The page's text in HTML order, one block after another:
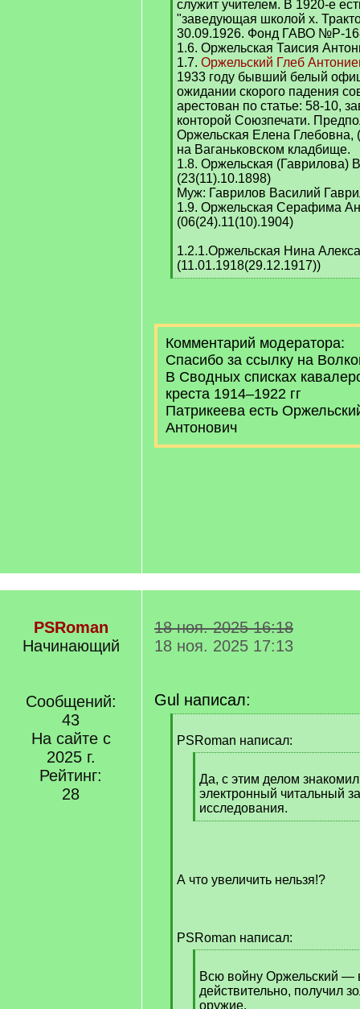
служит учителем. В 1920-е
"заведующая школой х.
30.09.1926. Фонд ГАВО №Р-
1.6. Оржельская Таисия
1.7. Оржельский Глеб
1933 году бывший белый
ожидании скорого падения
арестован по статье: 58-10,
конторой Союзпечати.
Оржельская Елена Глебовна,
на Ваганьковском кладбище.
1.8. Оржельская (Гаврилова)
(23(11).10.1898)
Муж: Гаврилов Василий
1.9. Оржельская Серафима
(06(24).11(10).1904)
1.2.1.Оржельская Нина
(11.01.1918(29.12.1917))
[
]
Комментарий модератора:
Спасибо за ссылку на
В Сводных списках
креста 1914–1922 гг
Патрикеева есть
Антонович
PSRoman
Начинающий
Сообщений:
43
На сайте с
2025 г.
Рейтинг:
28
18 ноя. 2025 16:18
18 ноя. 2025 17:13
Gul написал:
q
PSRoman написал:
q
]
Да, с этим делом
электронный читальный
исследования.
[
А что увеличить нельзя!?
PSRoman написал:
q
]
Всю войну Оржельский —
действительно, получил
оружие.